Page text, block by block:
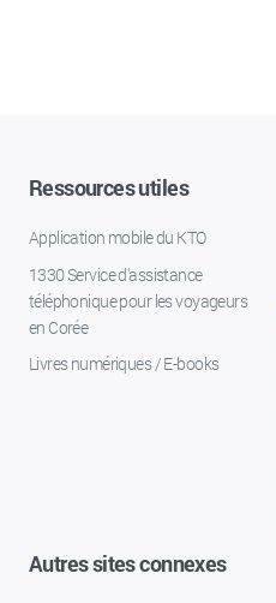
Ressources utiles
Application mobile du KTO
1330 Service d'assistance
téléphonique pour les voyageurs
en Corée
Livres numériques / E-books
Autres sites connexes